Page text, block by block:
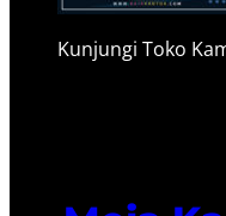
Kunjungi Toko